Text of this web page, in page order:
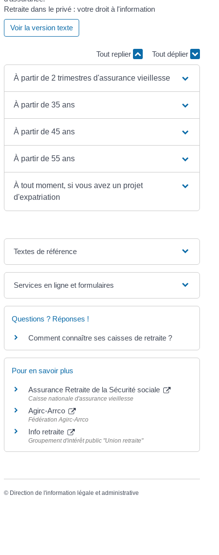
Retraite dans le privé : votre droit à l'information
Voir la version texte
Tout replier Tout déplier
À partir de 2 trimestres d'assurance vieillesse
À partir de 35 ans
À partir de 45 ans
À partir de 55 ans
À tout moment, si vous avez un projet
d'expatriation
Textes de référence
Services en ligne et formulaires
Questions ? Réponses !
Comment connaître ses caisses de retraite ?
Pour en savoir plus
Assurance Retraite de la Sécurité sociale
Caisse nationale d'assurance vieillesse
Agirc-Arrco
Fédération Agirc-Arrco
Info retraite
Groupement d'intérêt public "Union retraite"
© Direction de l'information légale et administrative